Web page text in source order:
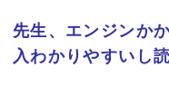
先生、エンジンか
入わかりやすいし